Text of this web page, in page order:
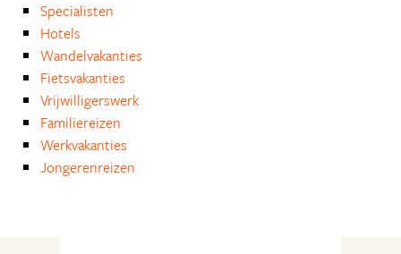
Specialisten
Hotels
Wandelvakanties
Fietsvakanties
Vrijwilligerswerk
Familiereizen
Werkvakanties
Jongerenreizen